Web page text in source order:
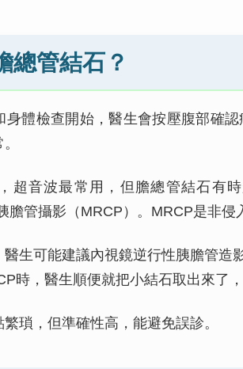
總管結石？
身體檢查開始，醫生會按壓腹部確
超音波最常用，但膽總管結石有
膽管攝影（MRCP）。MRCP是非侵
生可能建議內視鏡逆行性胰膽管造
時，醫生順便就把小結石取出來了，
瑣，但準確性高，能避免誤診。